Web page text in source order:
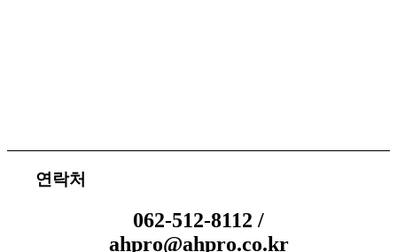
연락처
062-512-8112 /
ahpro@ahpro.co.kr